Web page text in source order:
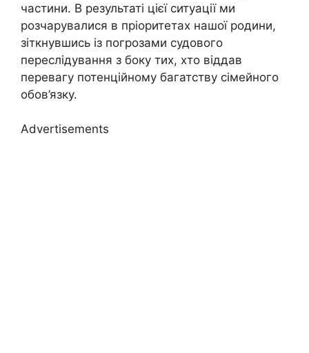
частини. В результаті цієї ситуації ми
розчарувалися в пріоритетах нашої родини,
зіткнувшись із погрозами судового
переслідування з боку тих, хто віддав
перевагу потенційному багатству сімейного
обов’язку.
Advertisements